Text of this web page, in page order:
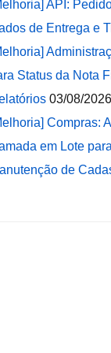
API:
de Entrega e
Status da Nota
03/08/2026
Compras:
em Lote
de